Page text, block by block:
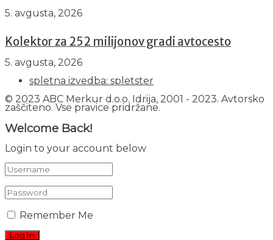
5. avgusta, 2026
Kolektor za 252 milijonov gradi avtocesto
5. avgusta, 2026
spletna izvedba: spletster
© 2023 ABC Merkur d.o.o. Idrija, 2001 - 2023. Avtorsko
zaščiteno. Vse pravice pridržane.
Welcome Back!
Login to your account below
Remember Me